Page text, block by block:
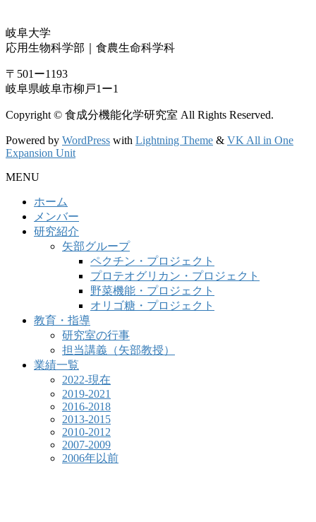
岐阜大学
応用生物科学部｜食農生命科学科
〒501ー1193
岐阜県岐阜市柳戸1ー1
Copyright © 食成分機能化学研究室 All Rights Reserved.
Powered by WordPress with Lightning Theme & VK All in One
Expansion Unit
MENU
ホーム
メンバー
研究紹介
矢部グループ
ペクチン・プロジェクト
プロテオグリカン・プロジェクト
野菜機能・プロジェクト
オリゴ糖・プロジェクト
教育・指導
研究室の行事
担当講義（矢部教授）
業績一覧
2022-現在
2019-2021
2016-2018
2013-2015
2010-2012
2007-2009
2006年以前